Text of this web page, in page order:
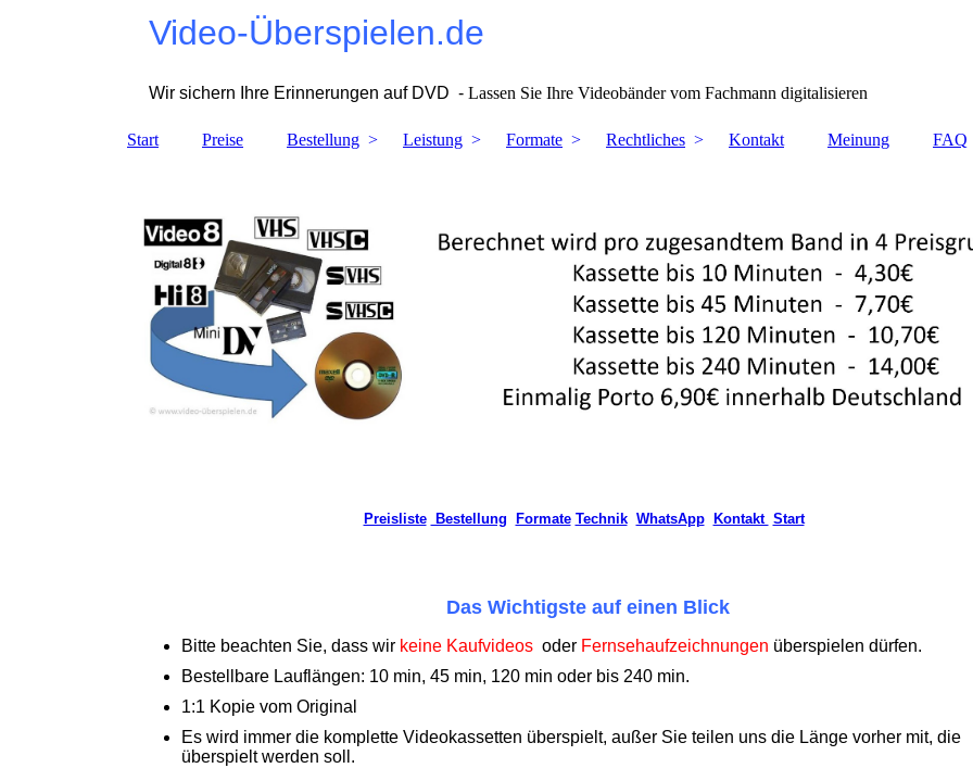
Video-Überspielen.de
Wir sichern Ihre Erinnerungen auf DVD - Lassen Sie Ihre Videobänder vom Fachmann digitalisieren
Start Preise Bestellung Leistung Formate Rechtliches Kontakt Meinung FAQ
Preisliste Bestellung Formate Technik WhatsApp Kontakt Start
Das Wichtigste auf einen Blick
Bitte beachten Sie, dass wir keine Kaufvideos oder Fernsehaufzeichnungen überspielen dürfen.
Bestellbare Lauflängen: 10 min, 45 min, 120 min oder bis 240 min.
1:1 Kopie vom Original
Es wird immer die komplette Videokassetten überspielt, außer Sie teilen uns die Länge vorher mit, die
überspielt werden soll.